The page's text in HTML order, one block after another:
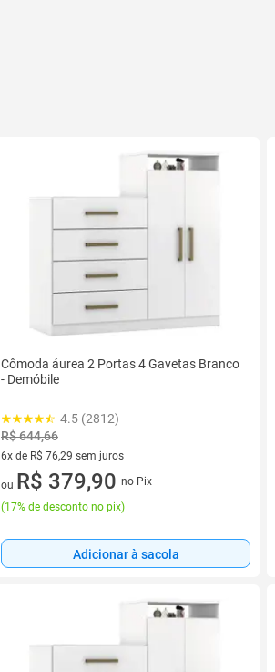
Cômoda áurea 2 Portas 4 Gavetas Branco
- Demóbile
4.5 (2812)
R$ 644,66
6x de R$ 76,29 sem juros
6 vez de R$ 76,29 sem juros
ou R$ 379,90 no Pix
(17% de desconto no pix)
Adicionar à sacola